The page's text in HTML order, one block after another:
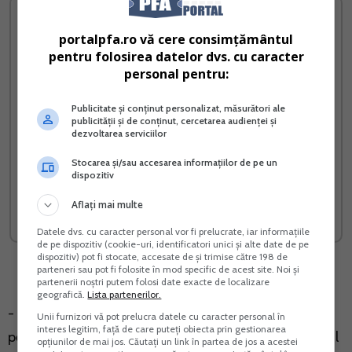
Cresterea prepelitelor
japoneze
Vreau acest produs →
PFA SRL sau salariat Ce
- contractele de munca aflate in starea "Suspendat"
pentru unul din temeiurile eliminate din nomenclatorul
portalpfa.ro vă cere consimțământul
pentru folosirea datelor dvs. cu caracter
personal pentru:
Publicitate și conținut personalizat, măsurători ale
publicității și de conținut, cercetarea audienței și
dezvoltarea serviciilor
Stocarea și/sau accesarea informațiilor de pe un
dispozitiv
Aflați mai multe
Datele dvs. cu caracter personal vor fi prelucrate, iar informațiile
de pe dispozitiv (cookie-uri, identificatori unici și alte date de pe
dispozitiv) pot fi stocate, accesate de și trimise către 198 de
parteneri sau pot fi folosite în mod specific de acest site. Noi și
partenerii noștri putem folosi date exacte de localizare
geografică.Lista partenerilor.
Unii furnizori vă pot prelucra datele cu caracter personal în
interes legitim, față de care puteți obiecta prin gestionarea
opțiunilor de mai jos. Căutați un link în partea de jos a acestei